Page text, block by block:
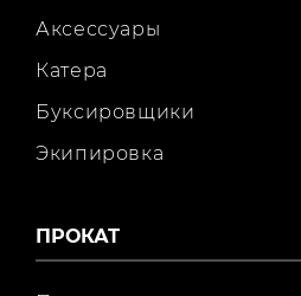
Аксессуары
Катера
Буксировщики
Экипировка
ПРОКАТ